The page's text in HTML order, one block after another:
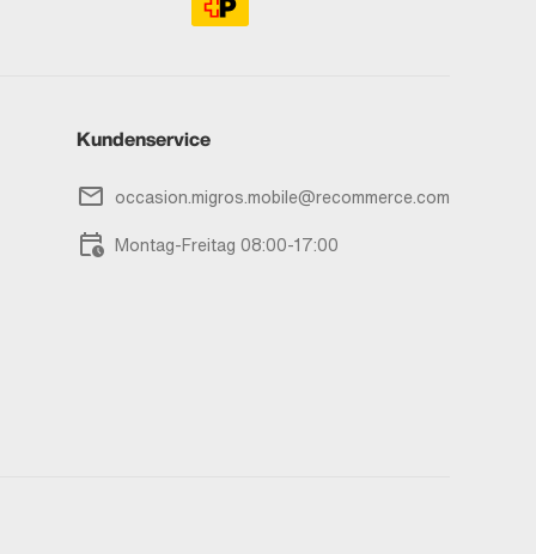
Kundenservice
occasion.migros.mobile@recommerce.com
Montag-Freitag 08:00-17:00